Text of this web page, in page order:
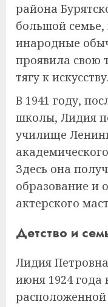
района
большой
инародные
проявила свою
тягу к искусству.
В 1941 году,
школы, Лидия
училище
Здесь она
образование и
актерского
Детство и
Лидия
июня 1924 года